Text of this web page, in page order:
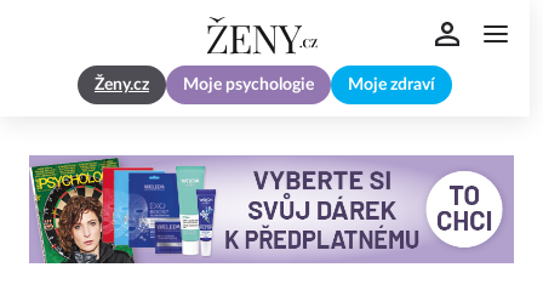
Ženy.cz Moje psychologie Moje zdraví